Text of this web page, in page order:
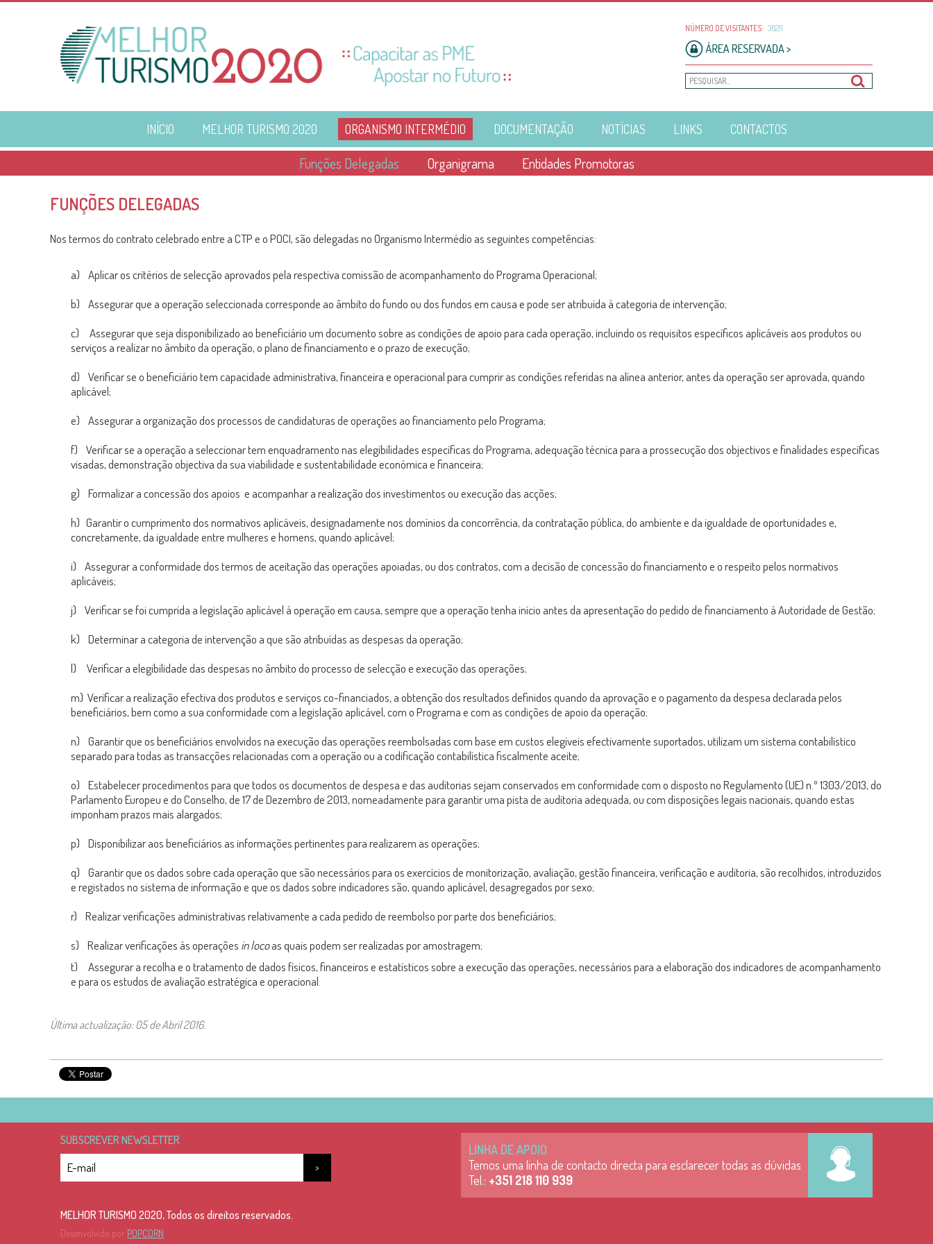
NÚMERO DE VISITANTES: 36211
INÍCIO MELHOR TURISMO 2020 ORGANISMO INTERMÉDIO DOCUMENTAÇÃO NOTÍCIAS LINKS CONTACTOS
Funções Delegadas Organigrama Entidades Promotoras
FUNÇÕES DELEGADAS
Nos termos do contrato celebrado entre a CTP e o POCI, são delegadas no Organismo Intermédio as seguintes competências:
a) Aplicar os critérios de selecção aprovados pela respectiva comissão de acompanhamento do Programa Operacional;
b) Assegurar que a operação seleccionada corresponde ao âmbito do fundo ou dos fundos em causa e pode ser atribuída à categoria de intervenção;
c) Assegurar que seja disponibilizado ao beneficiário um documento sobre as condições de apoio para cada operação, incluindo os requisitos específicos aplicáveis aos produtos ou
serviços a realizar no âmbito da operação, o plano de financiamento e o prazo de execução;
d) Verificar se o beneficiário tem capacidade administrativa, financeira e operacional para cumprir as condições referidas na alínea anterior, antes da operação ser aprovada, quando
aplicável;
e) Assegurar a organização dos processos de candidaturas de operações ao financiamento pelo Programa;
f) Verificar se a operação a seleccionar tem enquadramento nas elegibilidades específicas do Programa, adequação técnica para a prossecução dos objectivos e finalidades específicas
visadas, demonstração objectiva da sua viabilidade e sustentabilidade económica e financeira;
g) Formalizar a concessão dos apoios e acompanhar a realização dos investimentos ou execução das acções;
h) Garantir o cumprimento dos normativos aplicáveis, designadamente nos domínios da concorrência, da contratação pública, do ambiente e da igualdade de oportunidades e,
concretamente, da igualdade entre mulheres e homens, quando aplicável;
i) Assegurar a conformidade dos termos de aceitação das operações apoiadas, ou dos contratos, com a decisão de concessão do financiamento e o respeito pelos normativos
aplicáveis;
j) Verificar se foi cumprida a legislação aplicável à operação em causa, sempre que a operação tenha início antes da apresentação do pedido de financiamento à Autoridade de Gestão;
k) Determinar a categoria de intervenção a que são atribuídas as despesas da operação;
l) Verificar a elegibilidade das despesas no âmbito do processo de selecção e execução das operações;
m) Verificar a realização efectiva dos produtos e serviços co-financiados, a obtenção dos resultados definidos quando da aprovação e o pagamento da despesa declarada pelos
beneficiários, bem como a sua conformidade com a legislação aplicável, com o Programa e com as condições de apoio da operação;
n) Garantir que os beneficiários envolvidos na execução das operações reembolsadas com base em custos elegíveis efectivamente suportados, utilizam um sistema contabilístico
separado para todas as transacções relacionadas com a operação ou a codificação contabilística fiscalmente aceite;
o) Estabelecer procedimentos para que todos os documentos de despesa e das auditorias sejam conservados em conformidade com o disposto no Regulamento (UE) n.º 1303/2013, do
Parlamento Europeu e do Conselho, de 17 de Dezembro de 2013, nomeadamente para garantir uma pista de auditoria adequada, ou com disposições legais nacionais, quando estas
imponham prazos mais alargados;
p) Disponibilizar aos beneficiários as informações pertinentes para realizarem as operações;
q) Garantir que os dados sobre cada operação que são necessários para os exercícios de monitorização, avaliação, gestão financeira, verificação e auditoria, são recolhidos, introduzidos
e registados no sistema de informação e que os dados sobre indicadores são, quando aplicável, desagregados por sexo;
r) Realizar verificações administrativas relativamente a cada pedido de reembolso por parte dos beneficiários;
s) Realizar verificações às operações in locoas quais podem ser realizadas por amostragem;
t) Assegurar a recolha e o tratamento de dados físicos, financeiros e estatísticos sobre a execução das operações, necessários para a elaboração dos indicadores de acompanhamento
e para os estudos de avaliação estratégica e operacional.
Última actualização: 05 de Abril 2016.
SUBSCREVER NEWSLETTER
LINHA DE APOIO
Temos uma linha de contacto directa para esclarecer todas as dúvidas
Tel.: +351 218 110 939
MELHOR TURISMO 2020, Todos os direitos reservados.
Desenvolvido por POPCORN